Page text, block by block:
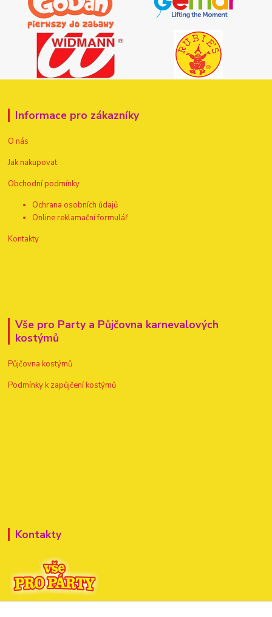
Informace pro zákazníky
O nás
Jak nakupovat
Obchodní podmínky
Ochrana osobních údajů
Online reklamační formulář
Kontakty
Vše pro Party a Půjčovna karnevalových
kostýmů
Půjčovna kostýmů
Podmínky k zapůjčení kostýmů
Kontakty